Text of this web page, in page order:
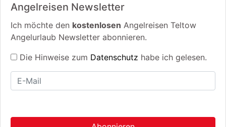
Angelreisen Newsletter
Ich möchte den kostenlosen Angelreisen Teltow
Angelurlaub Newsletter abonnieren.
Die Hinweise zum Datenschutz habe ich gelesen.